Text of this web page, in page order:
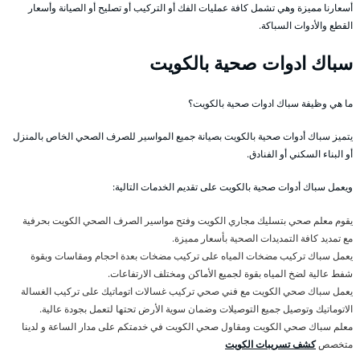
أسعارنا مميزة وهي تشمل كافة عمليات الفك أو التركيب أو تصليح أو الصيانة وأسعار
القطع والأدوات السباكة.
سباك ادوات صحية بالكويت
ما هي وظيفة سباك ادوات صحية بالكويت؟
يتميز سباك أدوات صحية بالكويت بصيانة جميع المواسير للصرف الصحي الخاص بالمنزل
أو البناء السكني أو الفنادق.
ويعمل سباك أدوات صحية بالكويت على تقديم الخدمات التالية:
يقوم معلم صحي بتسليك مجاري الكويت وفتح مواسير الصرف الصحي الكويت بحرفية
مع تمديد كافة التمديدات الصحية بأسعار مميزة.
يعمل سباك تركيب مضخات المياه على تركيب مضخات بعدة احجام ومقاسات وبقوة
شفط عالية لضخ المياه بقوة لجميع الأماكن ومختلف الارتفاعات.
يعمل سباك صحي الكويت مع فني صحي تركيب غسالات اتوماتيك على تركيب الغسالة
الاتوماتيك وتوصيل جميع التوصيلات وضمان سوية الأرض تحتها لتعمل بجودة عالية.
معلم سباك صحي الكويت ومقاول صحي الكويت في خدمتكم على مدار الساعة و لدينا
متخصصكشف تسريبات الكويت